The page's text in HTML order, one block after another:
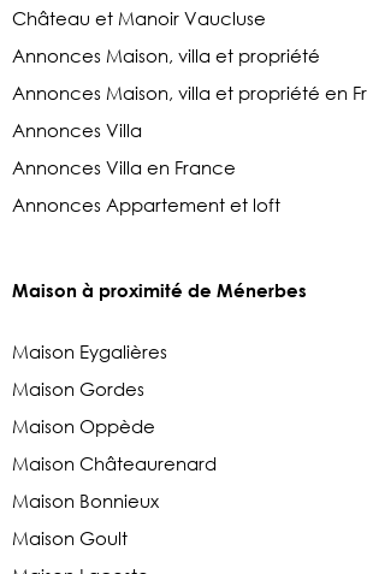
Château et Manoir Vaucluse
Annonces Maison, villa et propriété
Annonces Maison, villa et propriété en
Annonces Villa
Annonces Villa en France
Annonces Appartement et loft
Maison à proximité de Ménerbes
Maison Eygalières
Maison Gordes
Maison Oppède
Maison Châteaurenard
Maison Bonnieux
Maison Goult